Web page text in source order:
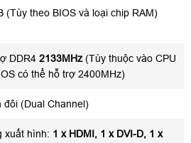
(Tùy theo BIOS và loại chip RAM)
DDR4 2133MHz(Tùy thuộc vào CPU
có thể hỗ trợ 2400MHz)
đôi (Dual Channel)
xuất hình: 1 x HDMI, 1 x DVI-D, 1 x